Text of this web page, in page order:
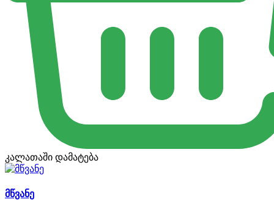
კალათაში დამატება
მწვანე